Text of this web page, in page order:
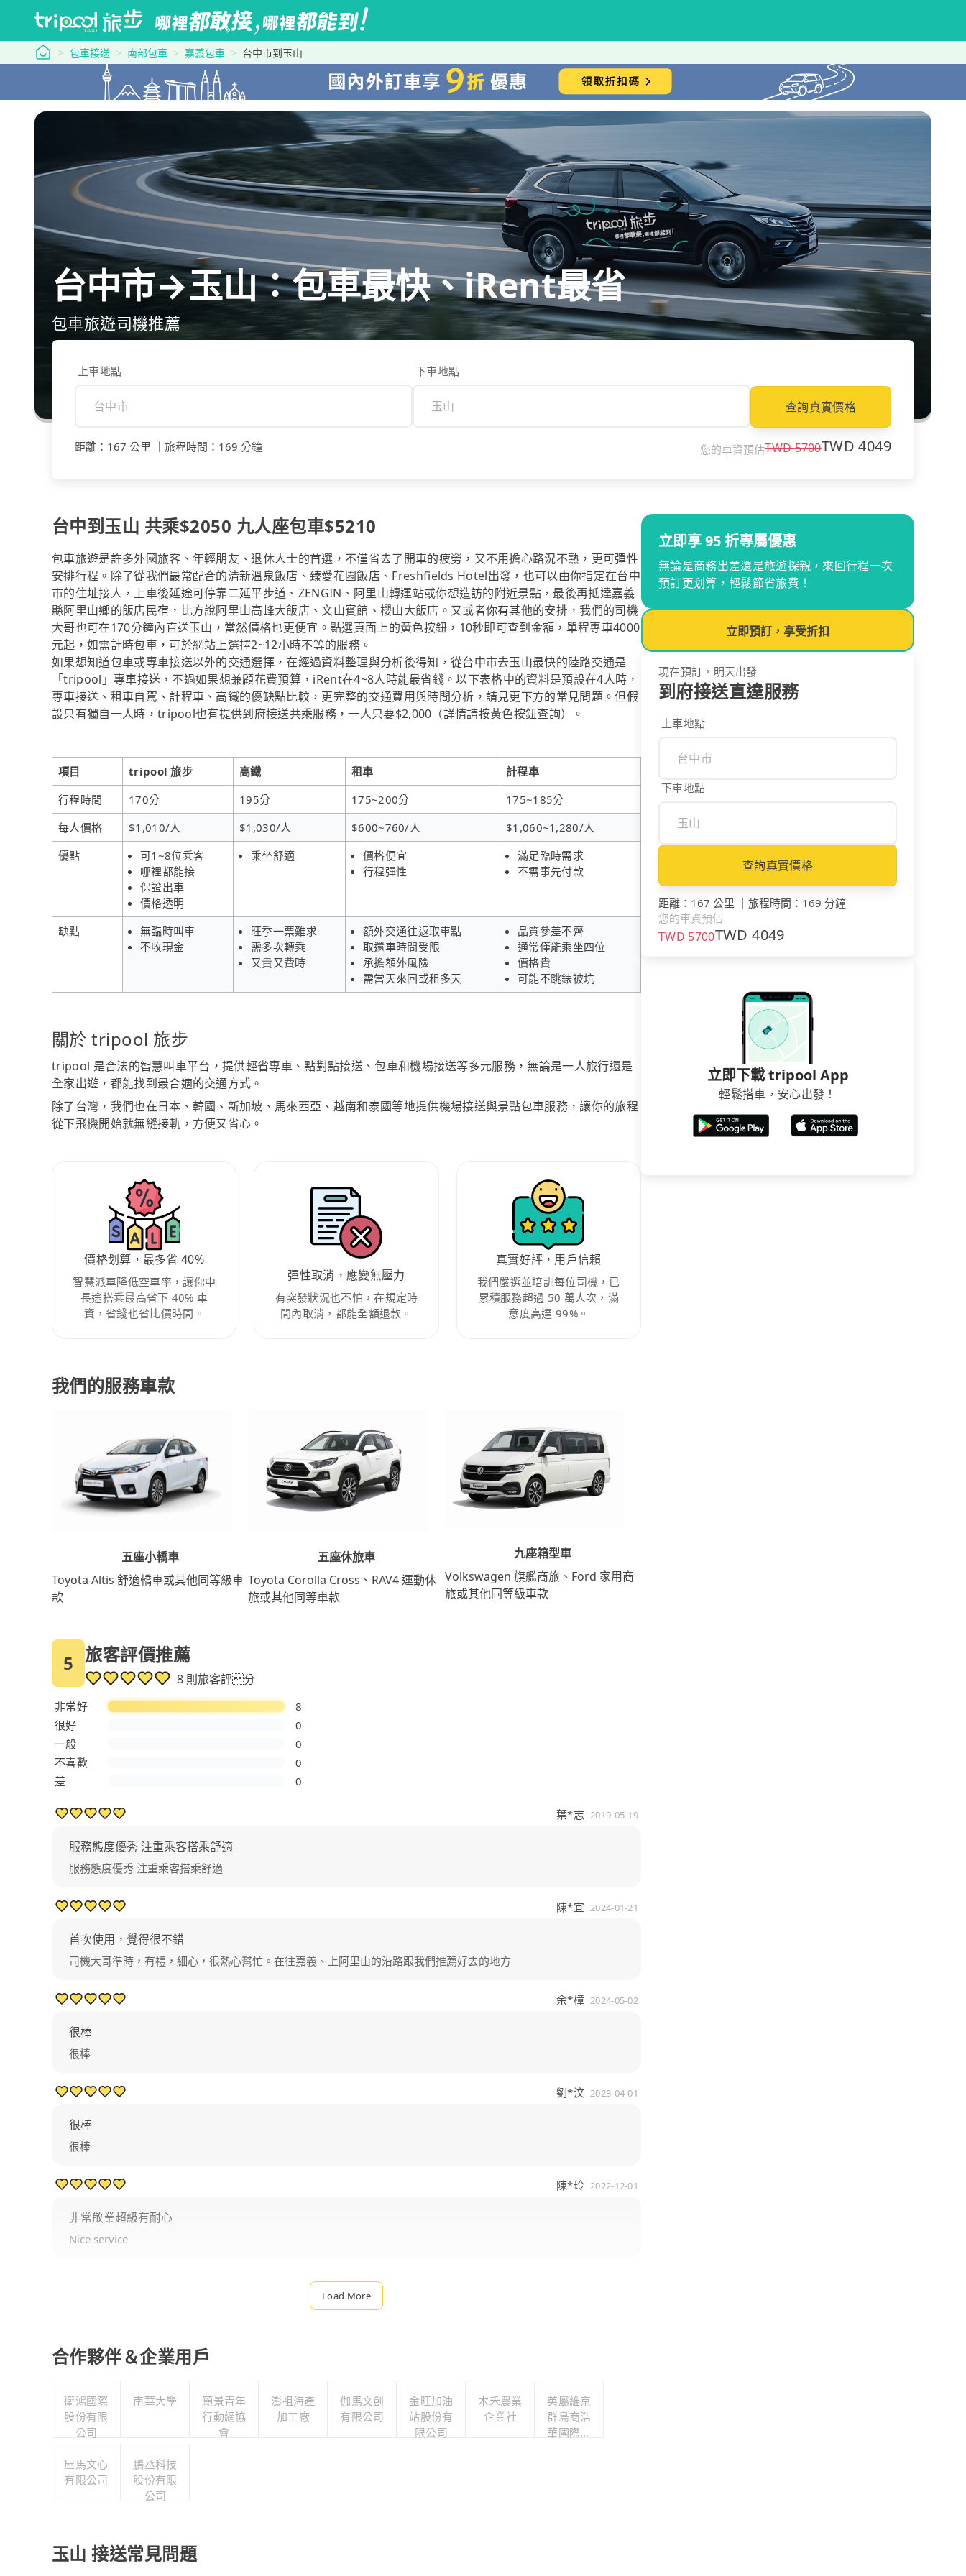
tripool 旅步
包車接送 南部包車 嘉義包車 台中市到玉山
台中市→玉山：包車最快、iRent最省
包車旅遊司機推薦
上車地點 下車地點
查詢真實價格
距離 ： 167 公里 旅程時間 ： 169 分鐘 您的車資預估TWD5700TWD4049
台中到玉山 共乘$2050 九人座包車$5210
包車旅遊是許多外國旅客、年輕朋友、退休人士的首選，不僅省去了開車的疲勞，又不用擔心路況不熟，更可彈性
安排行程。除了從我們最常配合的清新溫泉飯店、臻愛花園飯店、Freshfields Hotel出發，也可以由你指定在台中
市的住址接人，上車後延途可停靠二延平步道、ZENGIN、阿里山轉運站或你想造訪的附近景點，最後再抵達嘉義
縣阿里山鄉的飯店民宿，比方說阿里山高峰大飯店、文山賓館、櫻山大飯店。又或者你有其他的安排，我們的司機
大哥也可在170分鐘內直送玉山，當然價格也更便宜。點選頁面上的黃色按鈕，10秒即可查到金額，單程專車4000
元起，如需計時包車，可於網站上選擇2~12小時不等的服務。
如果想知道包車或專車接送以外的交通選擇，在經過資料整理與分析後得知，從台中市去玉山最快的陸路交通是
「tripool」專車接送，不過如果想兼顧花費預算，iRent在4~8人時能最省錢。以下表格中的資料是預設在4人時，
專車接送、租車自駕、計程車、高鐵的優缺點比較，更完整的交通費用與時間分析，請見更下方的常見問題。但假
設只有獨自一人時，tripool也有提供到府接送共乘服務，一人只要$2,000（詳情請按黃色按鈕查詢）。
項目 tripool 旅步 高鐵 租車
計程車
行程時間
170分 195分 175~200分
175~185分
每人價格
$1,010/人 $1,030/人 $600~760/人
$1,060~1,280/人
優點
可1~8位乘客
哪裡都能接
保證出車
價格透明
乘坐舒適
價格便宜
行程彈性
滿足臨時需求
不需事先付款
缺點
無臨時叫車
不收現金
旺季一票難求
需多次轉乘
又貴又費時
額外交通往返取車點
取還車時間受限
承擔額外風險
需當天來回或租多天
品質參差不齊
通常僅能乘坐四位
價格貴
可能不跳錶被坑
關於 tripool 旅步
tripool 是合法的智慧叫車平台，提供輕省專車、點對點接送、包車和機場接送等多元服務，無論是一人旅行還是
全家出遊，都能找到最合適的交通方式。
除了台灣，我們也在日本、韓國、新加坡、馬來西亞、越南和泰國等地提供機場接送與景點包車服務，讓你的旅程
從下飛機開始就無縫接軌，方便又省心。
價格划算，最多省 40%
智慧派車降低空車率，讓你中
長途搭乘最高省下 40% 車
資，省錢也省比價時間。
彈性取消，應變無壓力
有突發狀況也不怕，在規定時
間內取消，都能全額退款。
真實好評，用戶信賴
我們嚴選並培訓每位司機，已
累積服務超過 50 萬人次，滿
意度高達 99%。
我們的服務車款
五座小轎車
Toyota Altis 舒適轎車或其他同等級車
款
五座休旅車
Toyota Corolla Cross、RAV4 運動休
旅或其他同等車款
九座箱型車
Volkswagen 旗艦商旅、Ford 家用商
旅或其他同等級車款
5 旅客評價推薦
8 則旅客評分
非常好
8
很好
0
一般
0
不喜歡
0
差
0
葉*志 2019-05-19
服務態度優秀 注重乘客搭乘舒適
服務態度優秀 注重乘客搭乘舒適
陳*宜 2024-01-21
首次使用，覺得很不錯
司機大哥準時，有禮，細心，很熱心幫忙。在往嘉義、上阿里山的沿路跟我們推薦好去的地方
余*樟 2024-05-02
很棒
很棒
劉*汶 2023-04-01
很棒
很棒
陳*玲 2022-12-01
非常敬業超級有耐心
Nice service
Load More
合作夥伴＆企業用戶
衛鴻國際
股份有限
公司
南華大學
願景青年
行動網協
會
澎祖海產
加工廠
伽馬文創
有限公司
金旺加油
站股份有
限公司
木禾農業
企業社
英屬維京
群島商浩
華國際人
屋馬文心
有限公司
鵬丞科技
股份有限
公司
玉山 接送常見問題
立即享 95 折專屬優惠
無論是商務出差還是旅遊探親，來回行程一次
預訂更划算，輕鬆節省旅費！
立即預訂，享受折扣
現在預訂，明天出發
到府接送直達服務
上車地點
下車地點
查詢真實價格
距離 ： 167 公里 ｜ 旅程時間 ： 169 分鐘
您的車資預估
TWD5700TWD4049
立即下載 tripool App
輕鬆搭車，安心出發！